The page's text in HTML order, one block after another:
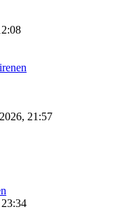
21:57